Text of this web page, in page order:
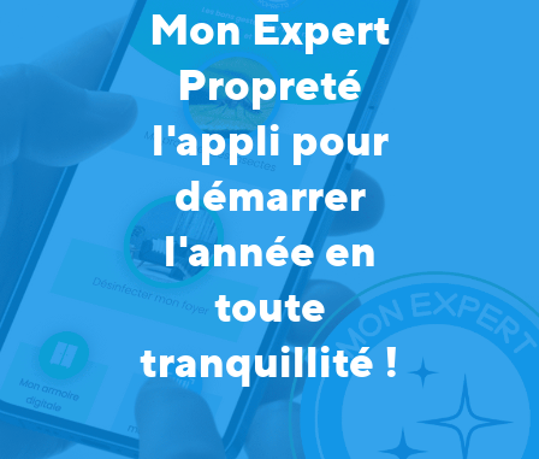
Mon Expert
Propreté
l'appli pour
démarrer
l'année en
toute
tranquillité !